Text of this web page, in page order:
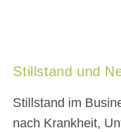
Stillstand und
Stillstand im
nach Krankheit,